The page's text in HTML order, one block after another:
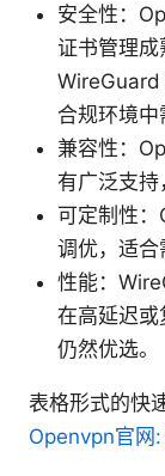
安全性：
证书管理成
WireGuard
合规环境中
兼容性：
有广泛支持
可定制性
调优，适合
性能：
在高延迟
仍然优选。
表格形式的快
Openvpn官网